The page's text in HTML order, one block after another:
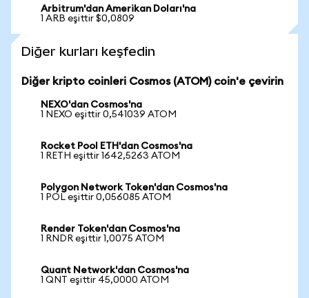
Arbitrum'dan Amerikan Doları'na
1 ARB eşittir $0,0809
Diğer kurları keşfedin
Diğer kripto coinleri Cosmos (ATOM) coin'e çevirin
NEXO'dan Cosmos'na
1 NEXO eşittir 0,541039 ATOM
Rocket Pool ETH'dan Cosmos'na
1 RETH eşittir 1642,5263 ATOM
Polygon Network Token'dan Cosmos'na
1 POL eşittir 0,056085 ATOM
Render Token'dan Cosmos'na
1 RNDR eşittir 1,0075 ATOM
Quant Network'dan Cosmos'na
1 QNT eşittir 45,0000 ATOM